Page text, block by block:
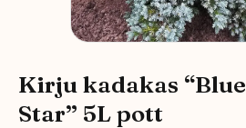
Kirju kadakas “Blue
Star” 5L pott